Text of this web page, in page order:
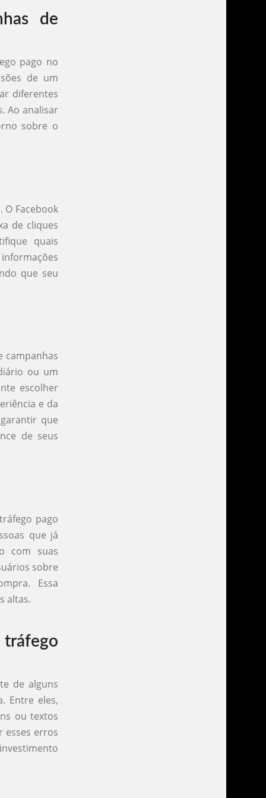
de
pago no
de um
diferentes
Ao analisar
sobre o
Facebook
de cliques
quais
que seu
campanhas
ou um
escolher
e da
que
de seus
pago
que já
com suas
sobre
Essa
altas.
de alguns
Entre eles,
ou textos
esses erros